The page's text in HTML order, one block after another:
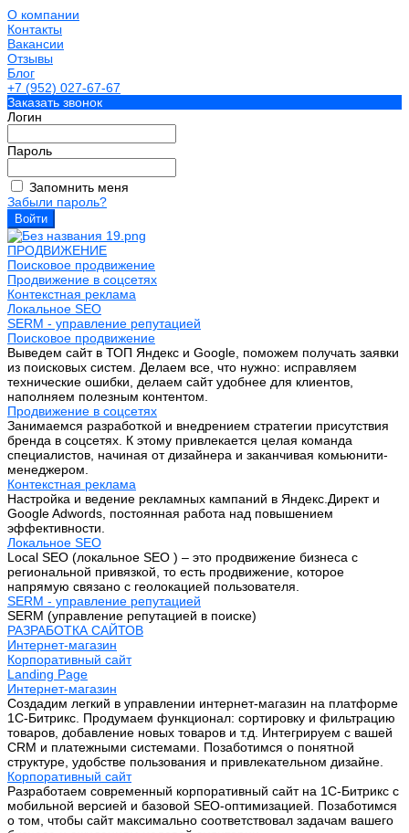
О компании
Контакты
Вакансии
Отзывы
Блог
+7 (952) 027-67-67
Заказать звонок
Логин
Пароль
Запомнить меня
Забыли пароль?
ПРОДВИЖЕНИЕ
Поисковое продвижение
Продвижение в соцсетях
Контекстная реклама
Локальное SEO
SERM - управление репутацией
Поисковое продвижение
Выведем сайт в ТОП Яндекс и Google, поможем получать заявки
из поисковых систем. Делаем все, что нужно: исправляем
технические ошибки, делаем сайт удобнее для клиентов,
наполняем полезным контентом.
Продвижение в соцсетях
Занимаемся разработкой и внедрением стратегии присутствия
бренда в соцсетях. К этому привлекается целая команда
специалистов, начиная от дизайнера и заканчивая комьюнити-
менеджером.
Контекстная реклама
Настройка и ведение рекламных кампаний в Яндекс.Директ и
Google Adwords, постоянная работа над повышением
эффективности.
Локальное SEO
Local SEO (локальное SEO ) – это продвижение бизнеса с
региональной привязкой, то есть продвижение, которое
напрямую связано с геолокацией пользователя.
SERM - управление репутацией
SERM (управление репутацией в поиске)
РАЗРАБОТКА САЙТОВ
Интернет-магазин
Корпоративный сайт
Landing Page
Интернет-магазин
Создадим легкий в управлении интернет-магазин на платформе
1С-Битрикс. Продумаем функционал: сортировку и фильтрацию
товаров, добавление новых товаров и т.д. Интегрируем с вашей
CRM и платежными системами. Позаботимся о понятной
структуре, удобстве пользования и привлекательном дизайне.
Корпоративный сайт
Разработаем современный корпоративный сайт на 1С-Битрикс с
мобильной версией и базовой SEO-оптимизацией. Позаботимся
о том, чтобы сайт максимально соответствовал задачам вашего